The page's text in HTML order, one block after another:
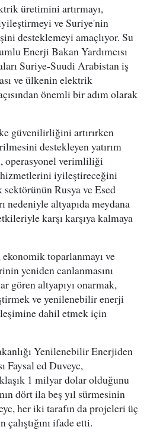
üretimini artırmayı,
ve Suriye'nin
desteklemeyi amaçlıyor. Su
Enerji Bakan Yardımcısı
Suriye-Suudi Arabistan iş
ve ülkenin elektrik
önemli bir adım olarak
güvenilirliğini artırırken
destekleyen yatırım
operasyonel verimliliği
iyileştireceğini
Rusya ve Esed
nedeniyle altyapıda meydana
karşı karşıya kalmaya
toparlanmayı ve
yeniden canlanmasını
gören altyapıyı onarmak,
ve yenilenebilir enerji
dahil etmek için
Yenilenebilir Enerjiden
Faysal ed Duveyc,
1 milyar dolar olduğunu
dört ila beş yıl sürmesinin
her iki tarafın da projeleri üç
ifade etti.